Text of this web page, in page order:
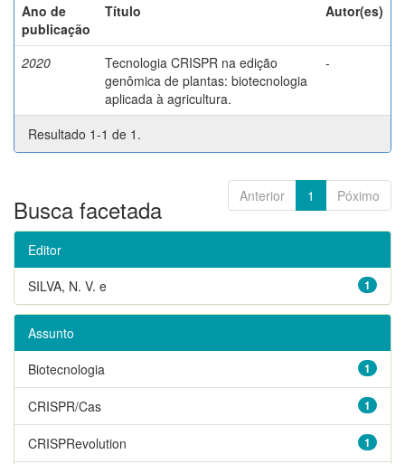
Ano de
publicação
Título Autor(es)
2020
Tecnologia CRISPR na edição
genômica de plantas: biotecnologia
aplicada à agricultura.
-
Resultado 1-1 de 1.
Anterior 1 Póximo
Busca facetada
Editor
1
SILVA, N. V. e
Assunto
1
Biotecnologia
1
CRISPR/Cas
1
CRISPRevolution